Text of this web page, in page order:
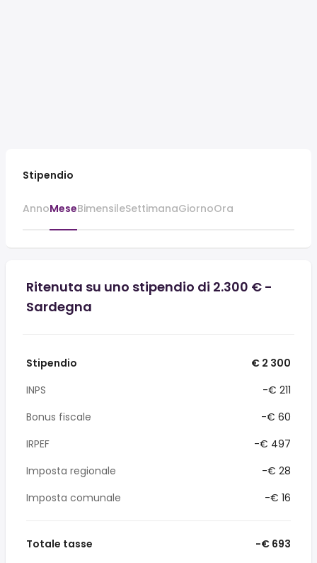
Stipendio
AnnoMeseBimensileSettimanaGiornoOra
Ritenuta su uno stipendio di 2.300 € -
Sardegna
Stipendio
€ 2 300
INPS
-€ 211
Bonus fiscale
-€ 60
IRPEF
-€ 497
Imposta regionale
-€ 28
Imposta comunale
-€ 16
Totale tasse -€ 693